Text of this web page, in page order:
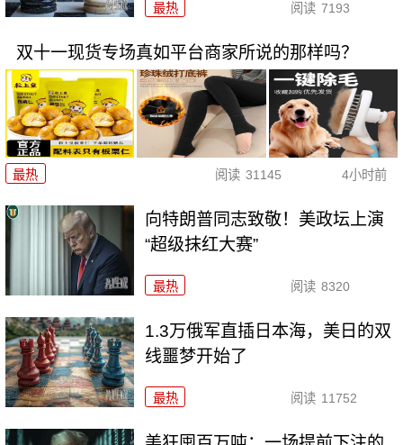
最热 阅读 7193
双十一现货专场真如平台商家所说的那样吗？
最热 阅读 31145 4小时前
向特朗普同志致敬！美政坛上演
“超级抹红大赛”
最热 阅读 8320
1.3万俄军直插日本海，美日的双
线噩梦开始了
最热 阅读 11752